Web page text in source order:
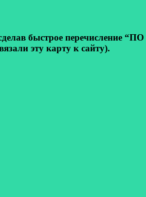
быстрое перечисление
эту карту к сайту).